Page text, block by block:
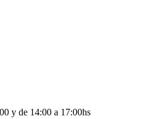
y de 14:00 a 17:00hs